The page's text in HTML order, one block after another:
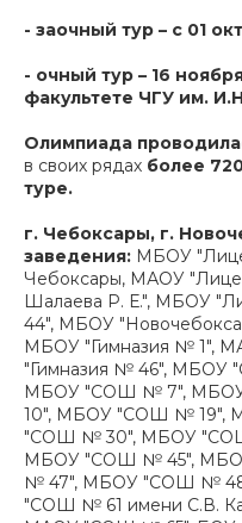
- заочный тур – c 01
- очный тур – 16
факультете ЧГУ им.
Олимпиада
в своих рядах более
туре.
г. Чебоксары, г.
заведения: МБОУ
Чебоксары, МАОУ
Шалаева Р. Е.", МБОУ
44", МБОУ
МБОУ "Гимназия № 1",
"Гимназия № 46",
МБОУ "СОШ № 7",
10", МБОУ "СОШ №
"СОШ № 30", МБОУ
МБОУ "СОШ № 45",
№ 47", МБОУ "СОШ №
"СОШ № 61 имени С.В.